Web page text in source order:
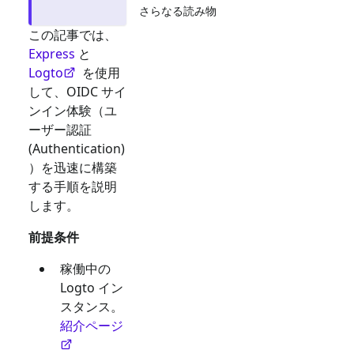
この記事では、
Express と
Logto
を使用
して、 OIDCサイ
ンイン体験（ユ
ーザー認証
(Authentication)
）を迅速に構築
する手順を説明
します。
前提条件
稼働中の
Logto イン
スタンス。
紹介ページ
さらなる読み物